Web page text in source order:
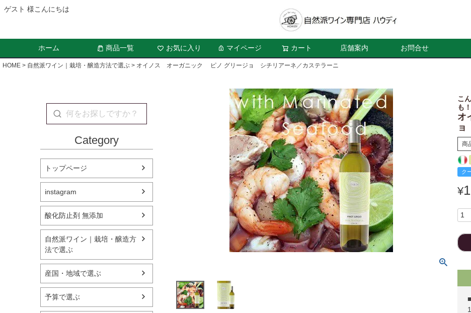
ゲスト 様こんにちは
ホーム 商品一覧 お気に入り マイページ カート 店舗案内 お問合せ
HOME 自然派ワイン｜栽培・醸造方法で選ぶ オイノス オーガニック ピノ グリージョ シチリアーネ／カステラーニ
Category
トップページ
instagram
酸化防止剤 無添加
自然派ワイン｜栽培・醸造方
法で選ぶ
産国・地域で選ぶ
予算で選ぶ
こ
も
オ
ョ
商
ク
¥